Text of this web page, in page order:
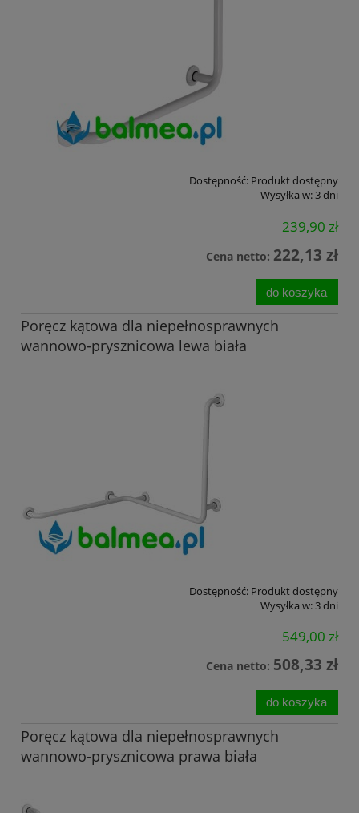
Dostępność: Produkt dostępny
Wysyłka w:3 dni
239,90 zł
Cena netto: 222,13 zł
do koszyka
Poręcz kątowa dla niepełnosprawnych
wannowo-prysznicowa lewa biała
Dostępność: Produkt dostępny
Wysyłka w:3 dni
549,00 zł
Cena netto: 508,33 zł
do koszyka
Poręcz kątowa dla niepełnosprawnych
wannowo-prysznicowa prawa biała